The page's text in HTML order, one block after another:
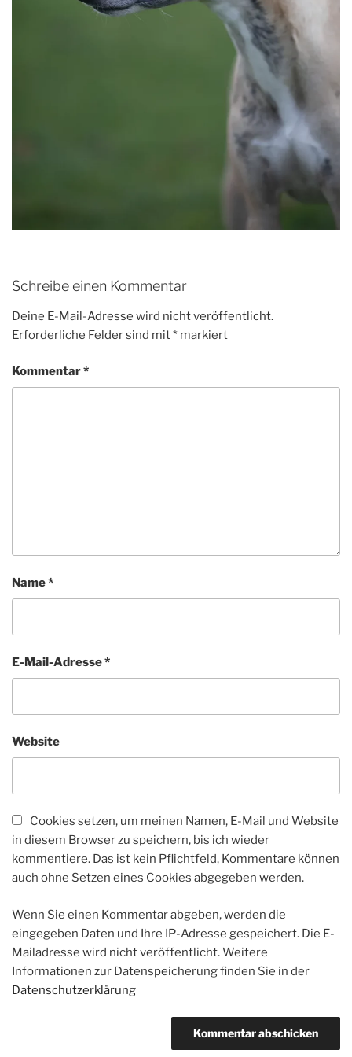
Schreibe einen Kommentar
Deine E-Mail-Adresse wird nicht veröffentlicht.
Erforderliche Felder sind mit* markiert
Kommentar*
Name*
E-Mail-Adresse*
Website
Cookies setzen, um meinen Namen, E-Mail und Website
in diesem Browser zu speichern, bis ich wieder
kommentiere. Das ist kein Pflichtfeld, Kommentare können
auch ohne Setzen eines Cookies abgegeben werden.
Wenn Sie einen Kommentar abgeben, werden die
eingegeben Daten und Ihre IP-Adresse gespeichert. Die E-
Mailadresse wird nicht veröffentlicht. Weitere
Informationen zur Datenspeicherung finden Sie in der
Datenschutzerklärung